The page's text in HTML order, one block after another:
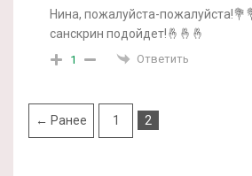
Нина, пожалуйста-
санскрин подойдет!🤞🤞🤞
1 Ответить
← Ранее 1 2